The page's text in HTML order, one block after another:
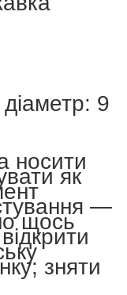
9
носити
як
—
щось
зняти